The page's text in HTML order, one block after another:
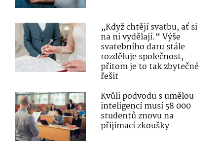
„Když chtějí svatbu, ať si
na ni vydělají.“ Výše
svatebního daru stále
rozděluje společnost,
přitom je to tak zbytečné
řešit
Kvůli podvodu s umělou
inteligencí musí 58 000
studentů znovu na
přijímací zkoušky